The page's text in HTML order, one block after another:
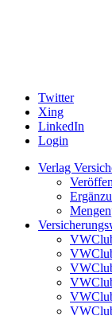
Twitter
Xing
LinkedIn
Login
Verlag